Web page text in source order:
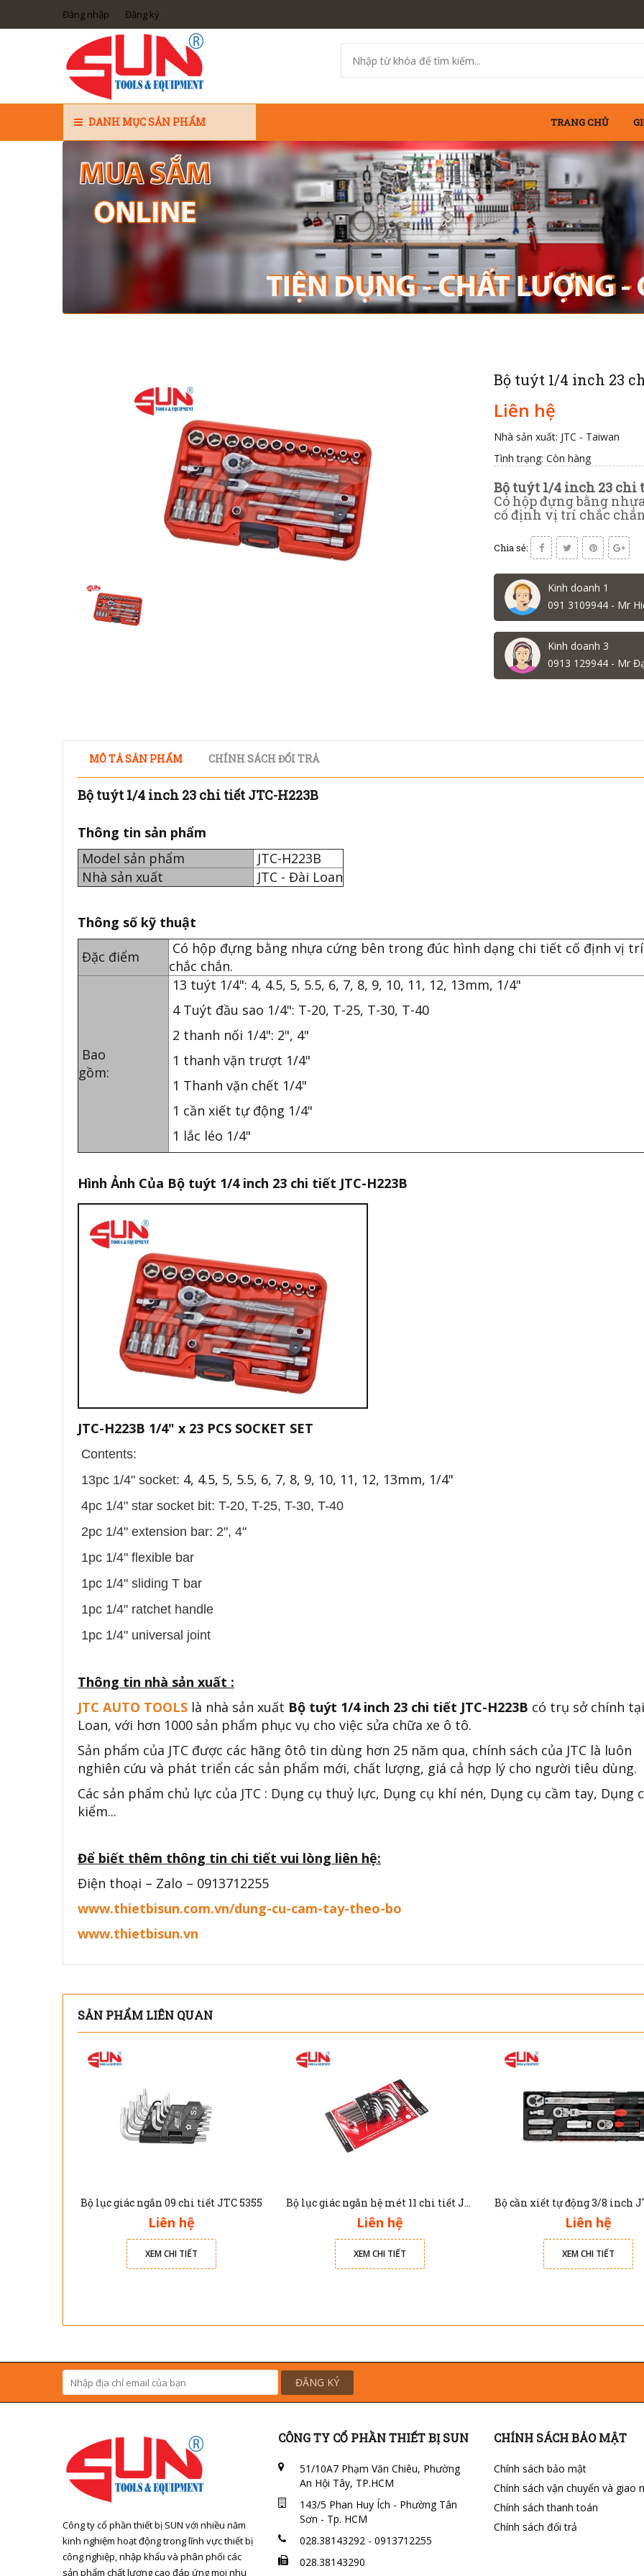
Đăng nhập Đăng ký
DANH MỤC SẢN PHẨM TRANG CHỦ
Bộ tuýt 1/4 inch 23
Liên hệ
Nhà sản xuất: JTC - Taiwan
Tình trạng: Còn hàng
Bộ tuýt 1/4 inch 23 chi
Có hộp đựng bằng
cố định vị trí chắc
Chia sẻ:
Kinh doanh 1
091 3109944 - Mr
Kinh doanh 3
0913 129944 - Mr
MÔ TẢ SẢN PHẨM CHÍNH SÁCH ĐỔI TRẢ
Bộ tuýt 1/4 inch 23 chi tiết JTC-H223B
Thông tin sản phẩm
Model sản phẩm
JTC-H223B
Nhà sản xuất
JTC - Đài Loan
Thông số kỹ thuật
Đặc điểm
Có hộp đựng bằng nhựa cứng bên trong đúc hình dạng chi tiết cố định vị trí
chắc chắn.
Bao
gồm:
13 tuýt 1/4": 4, 4.5, 5, 5.5, 6, 7, 8, 9, 10, 11, 12, 13mm, 1/4"
4 Tuýt đầu sao 1/4": T-20, T-25, T-30, T-40
2 thanh nối 1/4": 2", 4"
1 thanh vặn trượt 1/4"
1 Thanh vặn chết 1/4"
1 cần xiết tự động 1/4"
1 lắc léo 1/4"
Hình Ảnh Của Bộ tuýt 1/4 inch 23 chi tiết JTC-H223B
JTC-H223B 1/4" x 23 PCS SOCKET SET
Contents:
13pc 1/4" socket: 4, 4.5, 5, 5.5, 6, 7, 8, 9, 10, 11, 12, 13mm, 1/4"
4pc 1/4" star socket bit: T-20, T-25, T-30, T-40
2pc 1/4" extension bar: 2", 4"
1pc 1/4" flexible bar
1pc 1/4" sliding T bar
1pc 1/4" ratchet handle
1pc 1/4" universal joint
Thông tin nhà sản xuất :
JTC AUTO TOOLS là nhà sản xuất Bộ tuýt 1/4 inch 23 chi tiết JTC-H223B có trụ sở chính
Loan, với hơn 1000 sản phẩm phục vụ cho việc sửa chữa xe ô tô.
Sản phẩm của JTC được các hãng ôtô tin dùng hơn 25 năm qua, chính sách của JTC là luôn
nghiên cứu và phát triển các sản phẩm mới, chất lượng, giá cả hợp lý cho người tiêu dùng.
Các sản phẩm chủ lực của JTC : Dụng cụ thuỷ lực, Dụng cụ khí nén, Dụng cụ cầm tay, Dụng
kiểm...
Để biết thêm thông tin chi tiết vui lòng liên hệ:
Điện thoại – Zalo – 0913712255
www.thietbisun.com.vn/dung-cu-cam-tay-theo-bo
www.thietbisun.vn
SẢN PHẨM LIÊN QUAN
Bộ lục giác ngắn 09 chi tiết JTC 5355
Liên hệ
XEM CHI TIẾT
Bộ lục giác ngắn hệ mét 11 chi tiết JTC 5350
Liên hệ
XEM CHI TIẾT
Liên hệ
XEM CHI TIẾT
ĐĂNG KÝ
Công ty cổ phần thiết bị SUN với nhiều năm
kinh nghiệm hoạt động trong lĩnh vực thiết bị
công nghiệp, nhập khẩu và phân phối các
sản phẩm chất lượng cao đáp ứng mọi nhu
CÔNG TY CỔ PHẦN THIẾT BỊ SUN
51/10A7 Phạm Văn Chiêu, Phường
An Hội Tây, TP.HCM
143/5 Phan Huy Ích - Phường Tân
Sơn - Tp. HCM
028.38143292 - 0913712255
028.38143290
CHÍNH SÁCH BẢO MẬT
Chính sách bảo mật
Chính sách vận chuyển và giao
Chính sách thanh toán
Chính sách đổi trả